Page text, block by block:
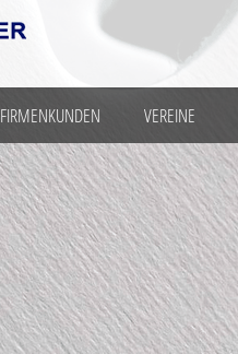
FIRMENKUNDEN VEREINE